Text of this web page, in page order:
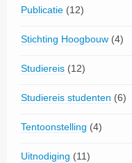
Publicatie (12)
Stichting Hoogbouw (4)
Studiereis (12)
Studiereis studenten (6)
Tentoonstelling (4)
Uitnodiging (11)